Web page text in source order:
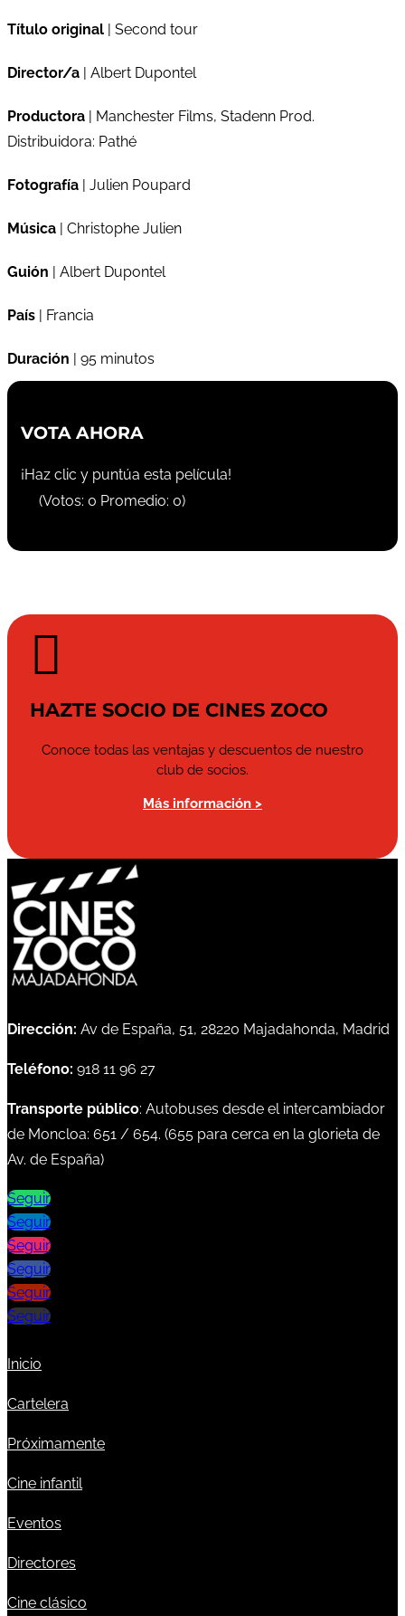
Título original | Second tour
Director/a | Albert Dupontel
Productora | Manchester Films, Stadenn Prod.
Distribuidora: Pathé
Fotografía | Julien Poupard
Música | Christophe Julien
Guión | Albert Dupontel
País | Francia
Duración | 95 minutos
VOTA AHORA
¡Haz clic y puntúa esta película!
(Votos: 0 Promedio: 0)

HAZTE SOCIO DE CINES ZOCO
Conoce todas las ventajas y descuentos de nuestro
club de socios.
Más información >
Dirección: Av de España, 51, 28220 Majadahonda, Madrid
Teléfono: 918 11 96 27
Transporte público: Autobuses desde el intercambiador
de Moncloa: 651 / 654. (655 para cerca en la glorieta de
Av. de España)
Seguir
Seguir
Seguir
Seguir
Seguir
Seguir
Inicio
Cartelera
Próximamente
Cine infantil
Eventos
Directores
Cine clásico